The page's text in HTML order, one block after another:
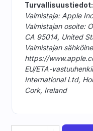
Turvallisuustiedot:
Valmistaja: Apple
Valmistajan osoite:
CA 95014, United
Valmistajan
https://
EU/ETA-
International Ltd,
Cork, Ireland